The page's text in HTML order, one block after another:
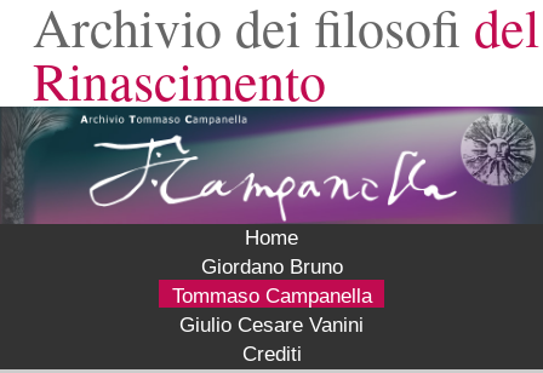
Archivio dei filosofi del
Rinascimento
Home
Giordano Bruno
Tommaso Campanella
Giulio Cesare Vanini
Crediti